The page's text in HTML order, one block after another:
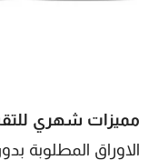
مميزات شهري
الاوراق المطلوبة